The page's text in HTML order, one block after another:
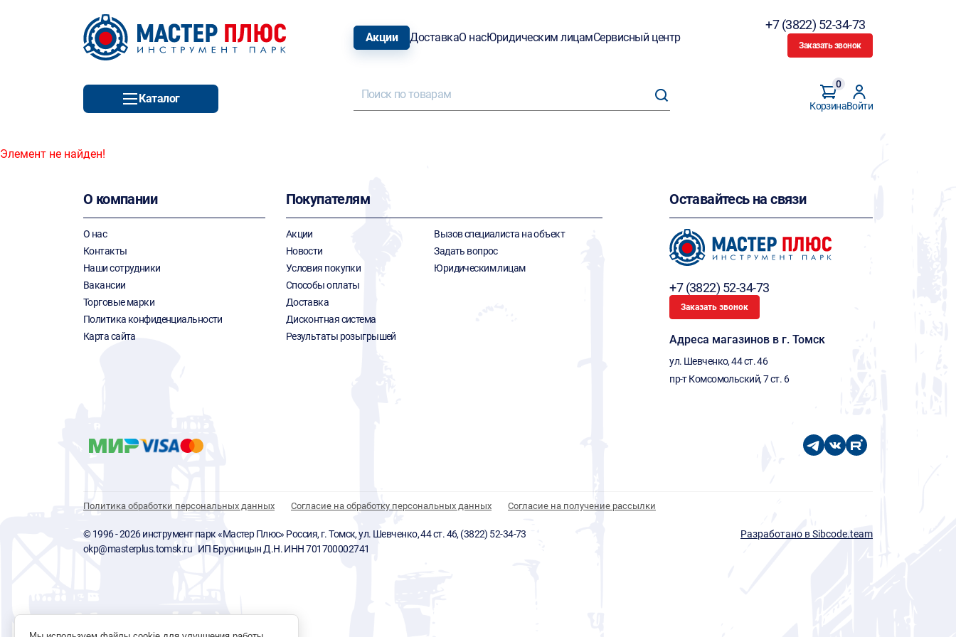
Акции ДоставкаО насЮридическим лицамСервисный центр
+7 (3822) 52-34-73
Заказать звонок
Каталог
Корзина
0
Войти
Элемент не найден!
О компании
О нас
Контакты
Наши сотрудники
Вакансии
Торговые марки
Политика конфиденциальности
Карта сайта
Покупателям
Акции
Новости
Условия покупки
Способы оплаты
Доставка
Дисконтная система
Результаты розыгрышей
Вызов специалиста на объект
Задать вопрос
Юридическим лицам
Оставайтесь на связи
+7 (3822) 52-34-73
Заказать звонок
Адреса магазинов в г. Томск
ул. Шевченко, 44 ст. 46
пр-т Комсомольский, 7 ст. 6
Политика обработки персональных данных Согласие на обработку персональных данных Согласие на получение рассылки
© 1996 - 2026 инструмент парк «Мастер Плюс» Россия, г. Томск, ул. Шевченко, 44 ст. 46, (3822) 52-34-73
okp@masterplus.tomsk.ru ИП Брусницын Д.Н. ИНН 701700002741
Разработано в Sibcode.team